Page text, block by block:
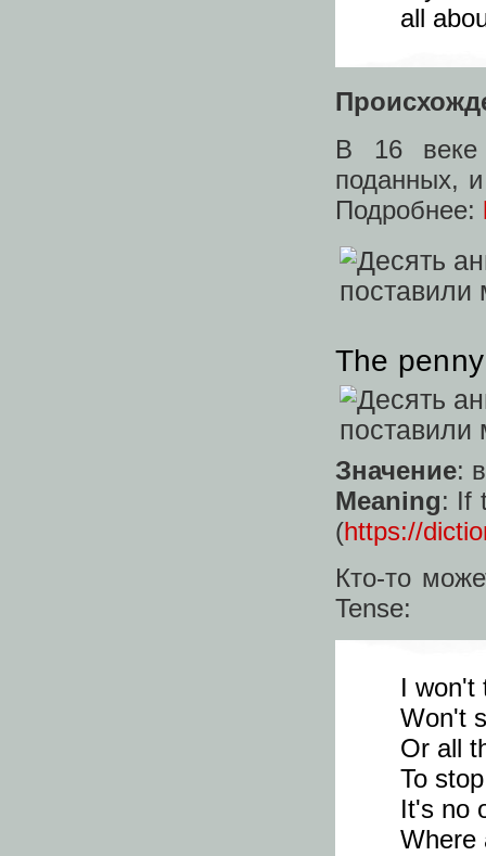
all
В 16 веке
поданных,
Подробнее:
The
Значение:
Meaning: If
(https://
Кто-то
Tense:
I won't
Won't
Or all
To
It's no
Where